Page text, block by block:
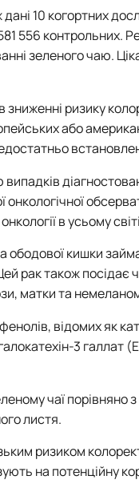
10 когортних
556 контрольних.
зеленого чаю.
ризику
або
в усьому
ободової кишки
рак також
матки та
відомих як
3 галлат
чаї
листя.
ризиком
на потенційну